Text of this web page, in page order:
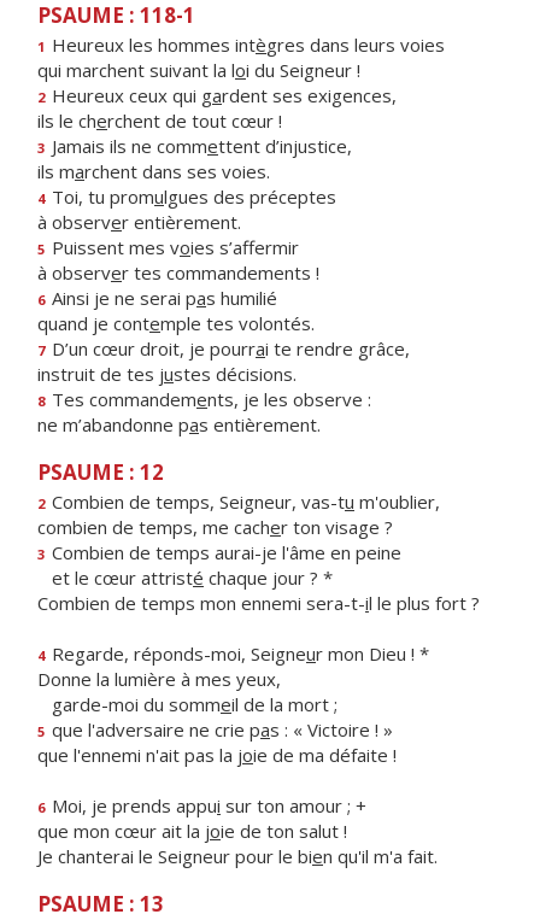
PSAUME : 118-1
1 Heureux les hommes intègres dans leurs voies
qui marchent suivant la loi du Seigneur !
2 Heureux ceux qui gardent ses exigences,
ils le cherchent de tout cœur !
3 Jamais ils ne commettent d’injustice,
ils marchent dans ses voies.
4 Toi, tu promulgues des préceptes
à observer entièrement.
5 Puissent mes voies s’affermir
à observer tes commandements !
6 Ainsi je ne serai pas humilié
quand je contemple tes volontés.
7 D’un cœur droit, je pourrai te rendre grâce,
instruit de tes justes décisions.
8 Tes commandements, je les observe :
ne m’abandonne pas entièrement.
PSAUME : 12
2 Combien de temps, Seigneur, vas-tu m'oublier,
combien de temps, me cacher ton visage ?
3 Combien de temps aurai-je l'âme en peine
et le cœur attristé chaque jour ? *
Combien de temps mon ennemi sera-t-il le plus fort ?
4 Regarde, réponds-moi, Seigneur mon Dieu ! *
Donne la lumière à mes yeux,
garde-moi du sommeil de la mort ;
5 que l'adversaire ne crie pas : « Victoire ! »
que l'ennemi n'ait pas la joie de ma défaite !
6 Moi, je prends appui sur ton amour ; +
que mon cœur ait la joie de ton salut !
Je chanterai le Seigneur pour le bien qu'il m'a fait.
PSAUME : 13